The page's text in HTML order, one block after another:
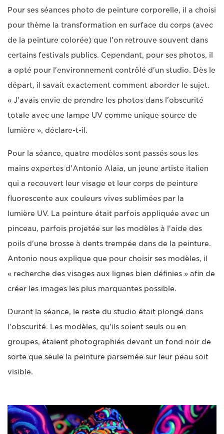
Pour ses séances photo de peinture corporelle, il a choisi
pour thème la transformation en surface du corps (avec
de la peinture colorée) que l'on retrouve souvent dans
certains festivals publics. Cependant, pour ses photos, il
a opté pour l'environnement contrôlé d'un studio. Dès le
départ, il savait exactement comment aborder le sujet.
« J'avais envie de prendre les photos dans l'obscurité
totale avec une lampe UV comme unique source de
lumière », déclare-t-il.
Pour la séance, quatre modèles sont passés sous les
mains expertes d'Antonio Alaia, un jeune artiste italien
qui a recouvert leur visage et leur corps de peinture
fluorescente aux couleurs vives sublimées par la
lumière UV. La peinture était parfois appliquée avec un
pinceau, parfois projetée sur les modèles à l'aide des
poils d'une brosse à dents trempée dans de la peinture.
Antonio nous explique que pour choisir ses modèles, il
« recherche des visages aux lignes bien définies » afin de
créer les images les plus marquantes possible.
Durant la séance, le reste du studio était plongé dans
l'obscurité. Les modèles, qu'ils soient seuls ou en
groupes, étaient photographiés devant un fond noir de
sorte que seule la peinture parsemée sur leur peau soit
visible.